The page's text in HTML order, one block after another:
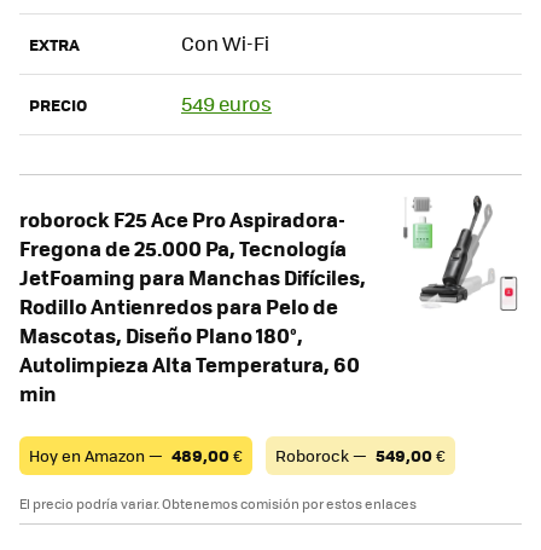
EXTRA Con Wi-Fi
PRECIO 549 euros
roborock F25 Ace Pro Aspiradora-
Fregona de 25.000 Pa, Tecnología
JetFoaming para Manchas Difíciles,
Rodillo Antienredos para Pelo de
Mascotas, Diseño Plano 180°,
Autolimpieza Alta Temperatura, 60
min
Hoy en Amazon — 489,00€ Roborock — 549,00€
El precio podría variar. Obtenemos comisión por estos enlaces